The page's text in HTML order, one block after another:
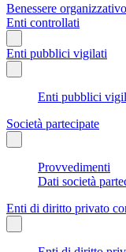
Benessere organizzativo
Enti controllati
Enti pubblici vigilati
Enti pubblici
Società partecipate
Provvedimenti
Dati società
Enti di diritto privato